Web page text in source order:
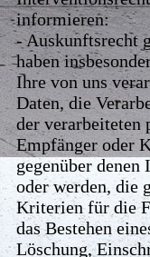
informieren:
- Auskunftsrecht
haben
Ihre von uns
Daten, die
der verarbeiteten
Empfänger oder
gegenüber
oder werden, die
Kriterien für die
das Bestehen
Löschung,